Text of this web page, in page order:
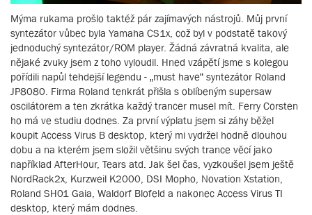
Mýma rukama prošlo taktéž pár zajímavých nástrojů. Můj první
syntezátor vůbec byla Yamaha CS1x, což byl v podstatě takový
jednoduchý syntezátor/ROM player. Žádná závratná kvalita, ale
nějaké zvuky jsem z toho vyloudil. Hned vzápětí jsme s kolegou
pořídili napůl tehdejší legendu - „must have“ syntezátor Roland
JP8080. Firma Roland tenkrát přišla s oblíbeným supersaw
oscilátorem a ten zkrátka každý trancer musel mít. Ferry Corsten
ho má ve studiu dodnes. Za první výplatu jsem si záhy běžel
koupit Access Virus B desktop, který mi vydržel hodně dlouhou
dobu a na kterém jsem složil většinu svých trance věcí jako
například AfterHour, Tears atd. Jak šel čas, vyzkoušel jsem ještě
NordRack2x, Kurzweil K2000, DSI Mopho, Novation Xstation,
Roland SH01 Gaia, Waldorf Blofeld a nakonec Access Virus TI
desktop, který mám dodnes.